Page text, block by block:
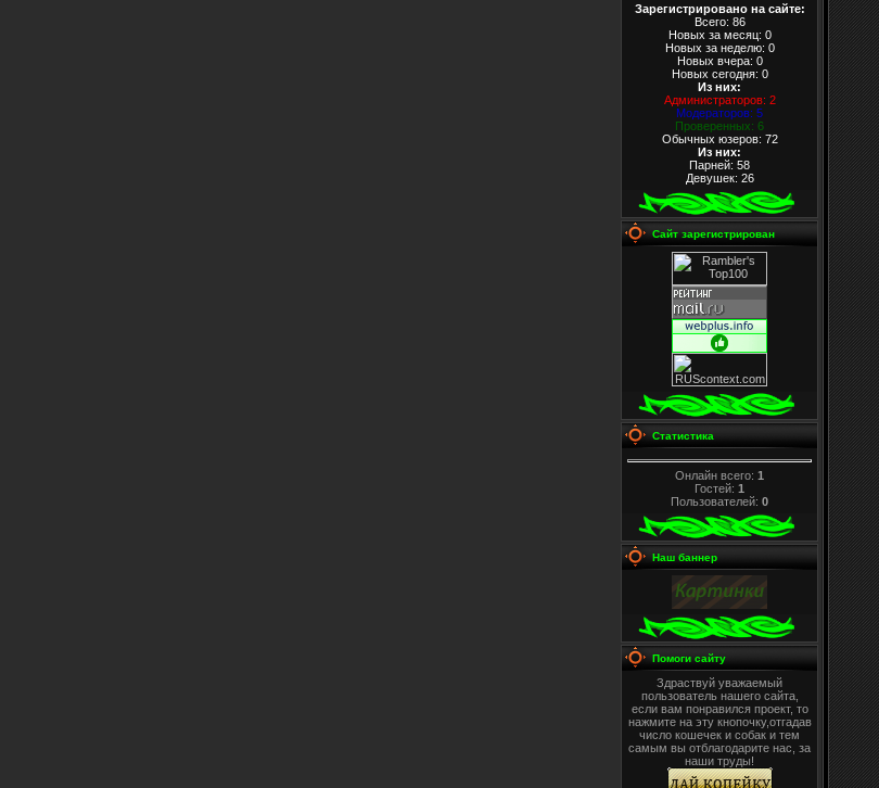
Зарегистрировано на сайте:
Всего: 86
Новых за месяц: 0
Новых за неделю: 0
Новых вчера: 0
Новых сегодня: 0
Из них:
Администраторов: 2
Модераторов: 5
Проверенных: 6
Обычных юзеров: 72
Из них:
Парней: 58
Девушек: 26
Сайт зарегистрирован
Статистика
Онлайн всего: 1
Гостей: 1
Пользователей: 0
Наш баннер
Помоги сайту
Здраствуй уважаемый
пользователь нашего сайта,
если вам понравился проект, то
нажмите на эту кнопочку,отгадав
число кошечек и собак и тем
самым вы отблагодарите нас, за
наши труды!